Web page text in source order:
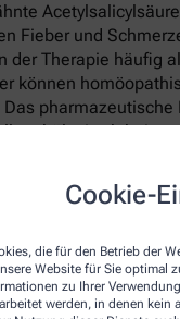
Cookie-
die für den Betrieb der
Website für Sie optimal
zu Ihrer
werden, in denen
Fieber und
Therapie häufig
können
enthält. Auch bei
und Coffein
greifen. Lassen